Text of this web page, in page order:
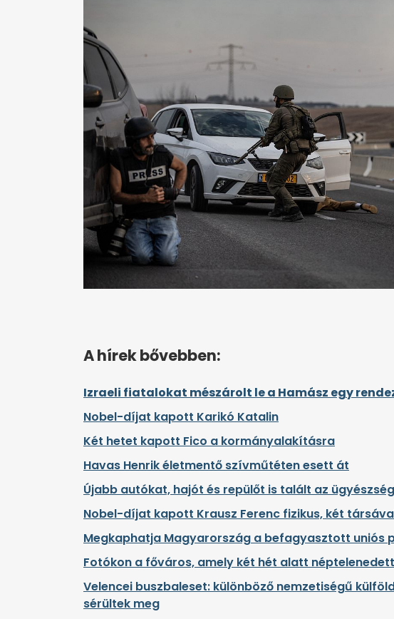
A hírek bővebben:
Izraeli fiatalokat mészárolt le a Hamász egy
Nobel-díjat kapott Karikó Katalin
Két hetet kapott Fico a kormányalakításra
Havas Henrik életmentő szívműtéten esett át
Újabb autókat, hajót és repülőt is talált az
Nobel-díjat kapott Krausz Ferenc fizikus, két
Megkaphatja Magyarország a befagyasztott uniós
Fotókon a főváros, amely két hét alatt
Velencei buszbaleset: különböző nemzetiségű
sérültek meg